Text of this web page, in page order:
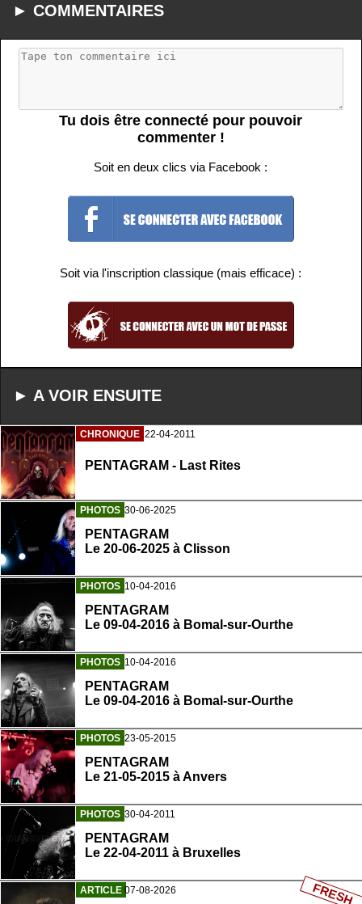
► COMMENTAIRES
Tu dois être connecté pour pouvoir
commenter !
Soit en deux clics via Facebook :
Soit via l'inscription classique (mais efficace) :
► A VOIR ENSUITE
CHRONIQUE 22-04-2011
PENTAGRAM - Last Rites
PHOTOS 30-06-2025
PENTAGRAM
Le 20-06-2025 à Clisson
PHOTOS 10-04-2016
PENTAGRAM
Le 09-04-2016 à Bomal-sur-Ourthe
PHOTOS 10-04-2016
PENTAGRAM
Le 09-04-2016 à Bomal-sur-Ourthe
PHOTOS 23-05-2015
PENTAGRAM
Le 21-05-2015 à Anvers
PHOTOS 30-04-2011
PENTAGRAM
Le 22-04-2011 à Bruxelles
ARTICLE 07-08-2026 FRESH